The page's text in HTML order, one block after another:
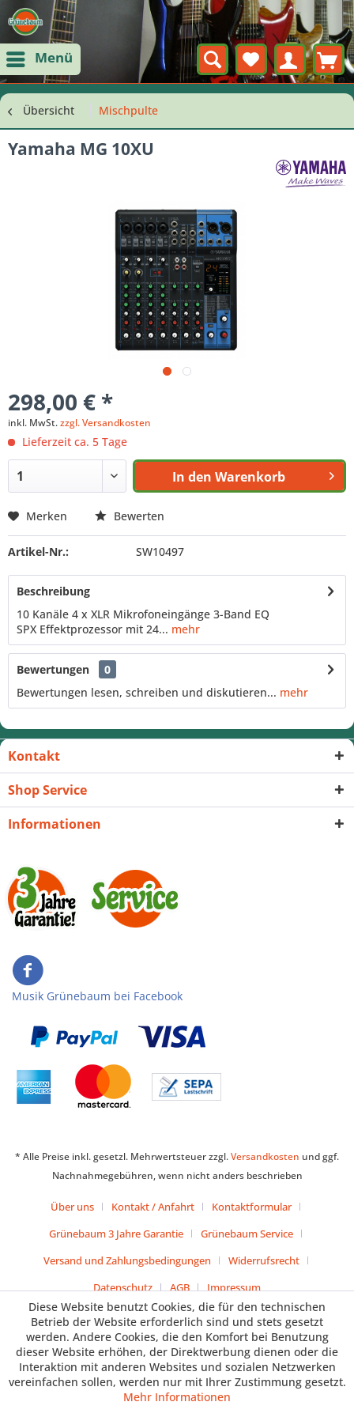
Menü
Übersicht Mischpulte
Yamaha MG 10XU
298,00 € *
inkl. MwSt.zzgl. Versandkosten
Lieferzeit ca. 5 Tage
In den Warenkorb
Merken Bewerten
Artikel-Nr.: SW10497
Beschreibung
10 Kanäle 4 x XLR Mikrofoneingänge 3-Band EQ
SPX Effektprozessor mit 24... mehr
Bewertungen
0
Bewertungen lesen, schreiben und diskutieren... mehr
Kontakt
Shop Service
Informationen
Musik Grünebaum bei Facebook
* Alle Preise inkl. gesetzl. Mehrwertsteuer zzgl.Versandkosten und ggf.
Nachnahmegebühren, wenn nicht anders beschrieben
Über uns Kontakt / Anfahrt
Kontaktformular
Grünebaum 3 Jahre Garantie
Grünebaum Service
Versand und Zahlungsbedingungen
Widerrufsrecht
Datenschutz
AGB Impressum
Diese Website benutzt Cookies, die für den technischen
Betrieb der Website erforderlich sind und stets gesetzt
werden. Andere Cookies, die den Komfort bei Benutzung
dieser Website erhöhen, der Direktwerbung dienen oder die
Interaktion mit anderen Websites und sozialen Netzwerken
vereinfachen sollen, werden nur mit Ihrer Zustimmung gesetzt.
Mehr Informationen